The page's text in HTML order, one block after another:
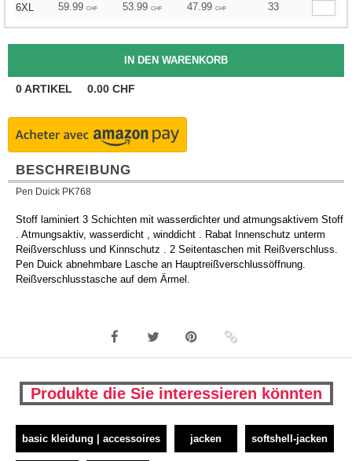
6XL
59.99 CHF 53.99 CHF 47.99 CHF 33
0ARTIKEL 0.00 CHF
BESCHREIBUNG
Pen Duick PK768
Stoff laminiert 3 Schichten mit wasserdichter und atmungsaktivem Stoff
. Atmungsaktiv, wasserdicht , winddicht . Rabat Innenschutz unterm
Reißverschluss und Kinnschutz . 2 Seitentaschen mit Reißverschluss.
Pen Duick abnehmbare Lasche an Hauptreißverschlussöffnung.
Reißverschlusstasche auf dem Ärmel.
Produkte die Sie interessieren könnten
basic kleidung | accessoires jacken softshell-jacken